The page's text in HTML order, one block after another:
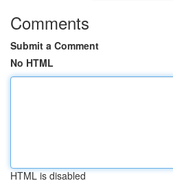
Comments
Submit a Comment
No HTML
HTML is disabled